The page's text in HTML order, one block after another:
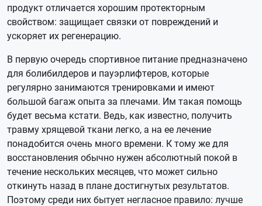
продукт отличается хорошим протекторным
свойством: защищает связки от повреждений и
ускоряет их регенерацию.
В первую очередь спортивное питание предназначено
для болибилдеров и пауэрлифтеров, которые
регулярно занимаются тренировками и имеют
большой багаж опыта за плечами. Им такая помощь
будет весьма кстати. Ведь, как известно, получить
травму хрящевой ткани легко, а на ее лечение
понадобится очень много времени. К тому же для
восстановления обычно нужен абсолютный покой в
течение нескольких месяцев, что может сильно
откинуть назад в плане достигнутых результатов.
Поэтому среди них бытует негласное правило: лучше